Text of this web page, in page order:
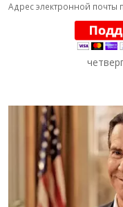
Адрес электронной почты